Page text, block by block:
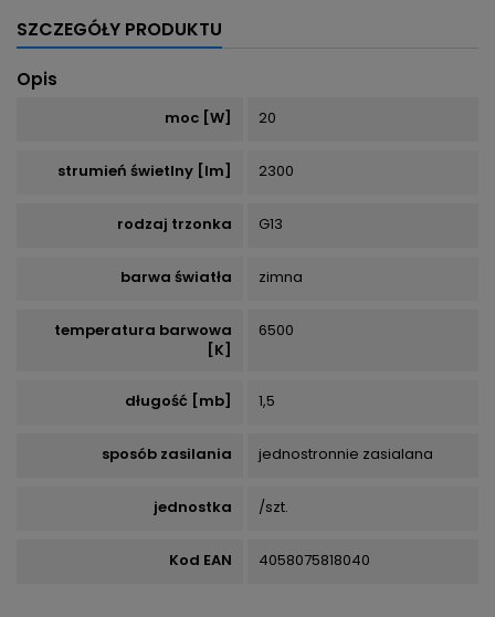
SZCZEGÓŁY PRODUKTU
Opis
moc [W] 20
strumień świetlny [lm] 2300
rodzaj trzonka G13
barwa światła zimna
temperatura barwowa
[K]
6500
długość [mb] 1,5
sposób zasilania jednostronnie zasialana
jednostka /szt.
Kod EAN 4058075818040